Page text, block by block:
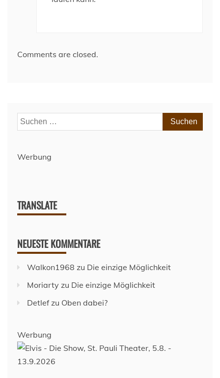
Comments are closed.
Suchen
nach:
Werbung
TRANSLATE
NEUESTE KOMMENTARE
Walkon1968 zu Die einzige Möglichkeit
Moriarty zu Die einzige Möglichkeit
Detlefzu Oben dabei?
Werbung